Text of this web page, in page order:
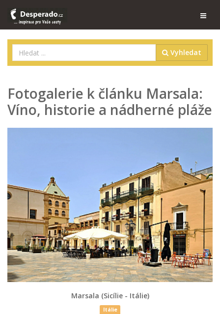
Vyhledat
Fotogalerie k článku Marsala:
Víno, historie a nádherné pláže
Marsala (Sicílie - Itálie)
Itálie